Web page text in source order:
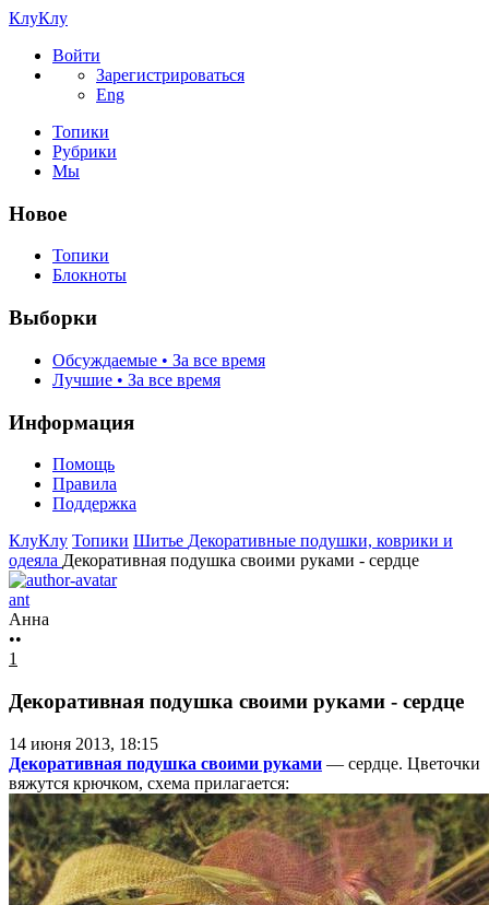
КлуКлу
Войти
Зарегистрироваться
Eng
Топики
Рубрики
Мы
Новое
Топики
Блокноты
Выборки
Обсуждаемые • За все время
Лучшие • За все время
Информация
Помощь
Правила
Поддержка
КлуКлу Топики Шитье Декоративные подушки, коврики и
одеяла Декоративная подушка своими руками - сердце
ant
Анна
••
1
Декоративная подушка своими руками - сердце
14 июня 2013, 18:15
Декоративная подушка своими руками — сердце. Цветочки
вяжутся крючком, схема прилагается: